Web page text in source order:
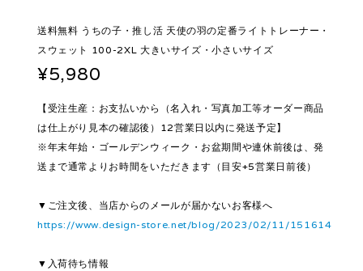
送料無料 うちの子・推し活 天使の羽の定番ライトトレーナー・
スウェット 100-2XL 大きいサイズ・小さいサイズ
¥5,980
【受注生産：お支払いから（名入れ・写真加工等オーダー商品
は仕上がり見本の確認後）12営業日以内に発送予定】
※年末年始・ゴールデンウィーク・お盆期間や連休前後は、発
送まで通常よりお時間をいただきます（目安+5営業日前後）
▼ご注文後、当店からのメールが届かないお客様へ
https://www.design-store.net/blog/2023/02/11/151614
▼入荷待ち情報